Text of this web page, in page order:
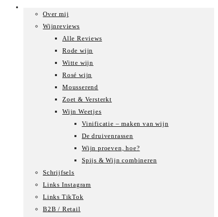
Over mij
Wijnreviews
Alle Reviews
Rode wijn
Witte wijn
Rosé wijn
Mousserend
Zoet & Versterkt
Wijn Weetjes
Vinificatie – maken van wijn
De druivenrassen
Wijn proeven, hoe?
Spijs & Wijn combineren
Schrijfsels
Links Instagram
Links TikTok
B2B / Retail